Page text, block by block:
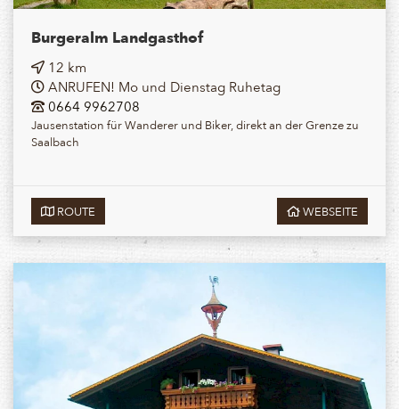
Burgeralm Landgasthof
12 km
ANRUFEN! Mo und Dienstag Ruhetag
0664 9962708
Jausenstation für Wanderer und Biker, direkt an der Grenze zu
Saalbach
ROUTE WEBSEITE